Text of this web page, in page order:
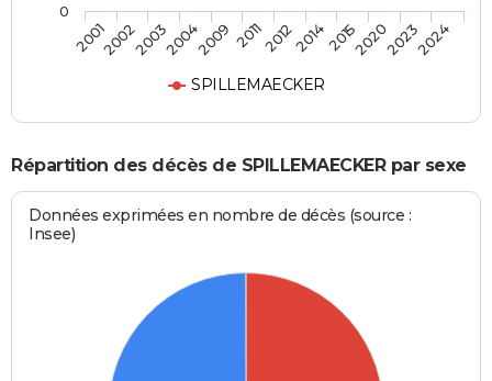
SPILLEMAECKER
20012002200320042009 2011201220142015202020232024
0
Répartition des décès de SPILLEMAECKER par sexe
Données exprimées en nombre de décès (source :
Insee)